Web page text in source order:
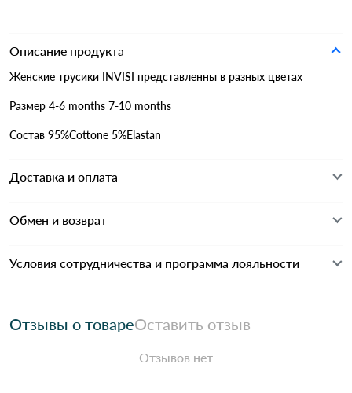
Описание продукта
Женские трусики INVISI представленны в разных цветах
Размер 4-6 months 7-10 months
Состав 95%Cottone 5%Elastan
Доставка и оплата
Обмен и возврат
Условия сотрудничества и программа лояльности
Отзывы о товареОставить отзыв
Отзывов нет